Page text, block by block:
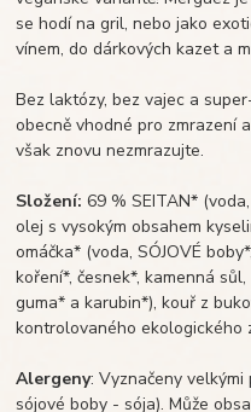
se hodí na gril, nebo jako
vínem, do dárkových kazet a
Bez laktózy, bez vajec a
obecně vhodné pro zmrazení
však znovu nezmrazujte.
Složení: 69 % SEITAN*
olej s vysokým obsahem
omáčka* (voda, SÓJOVÉ
koření*, česnek*, kamenná
guma* a karubin*), kouř z
kontrolovaného ekologického
Alergeny: Vyznačeny
sójové boby - sója). Může